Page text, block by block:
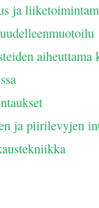
ja
ja piirilevyjen